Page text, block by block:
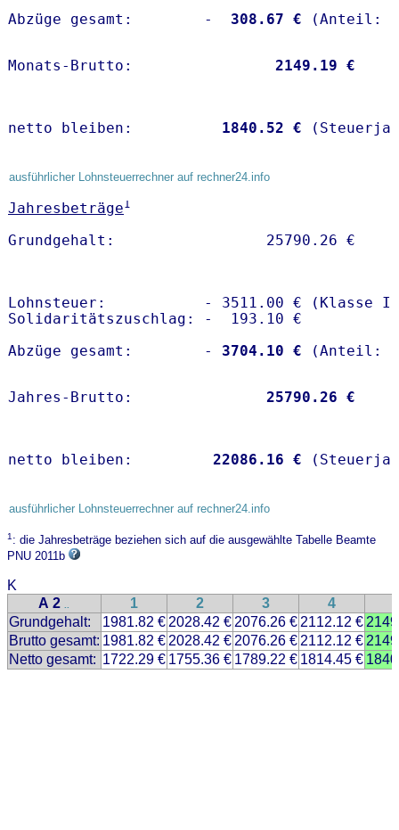
Abzüge gesamt:        -
  308.67 €
Monats-Brutto: 2149.19 €
netto bleiben: 1840.52 €
ausführlicher Lohnsteuerrechner auf rechner24.info
Jahresbeträge1
Lohnsteuer:           - 3511.00 € (Klasse I)
Solidaritätszuschlag: -  193.10 €
Abzüge gesamt:        -
3704.10 €
Jahres-Brutto: 25790.26 €
netto bleiben: 22086.16 €
ausführlicher Lohnsteuerrechner auf rechner24.info
1: die Jahresbeträge beziehen sich auf die ausgewählte Tabelle Beamte
PNU 2011b
K
A 2 .. 1 2 3 4
Grundgehalt:
1981.82 € 2028.42 € 2076.26 € 2112.12 €
Brutto gesamt: 1981.82 € 2028.42 € 2076.26 € 2112.12 €
Netto gesamt: 1722.29 € 1755.36 € 1789.22 € 1814.45 €